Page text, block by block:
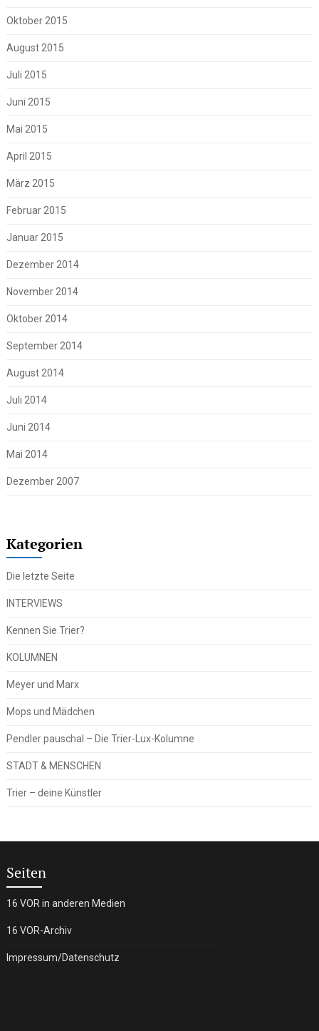
Oktober 2015
August 2015
Juli 2015
Juni 2015
Mai 2015
April 2015
März 2015
Februar 2015
Januar 2015
Dezember 2014
November 2014
Oktober 2014
September 2014
August 2014
Juli 2014
Juni 2014
Mai 2014
Dezember 2007
Kategorien
Die letzte Seite
INTERVIEWS
Kennen Sie Trier?
KOLUMNEN
Meyer und Marx
Mops und Mädchen
Pendler pauschal – Die Trier-Lux-Kolumne
STADT & MENSCHEN
Trier – deine Künstler
Seiten
16 VOR in anderen Medien
16 VOR-Archiv
Impressum/Datenschutz